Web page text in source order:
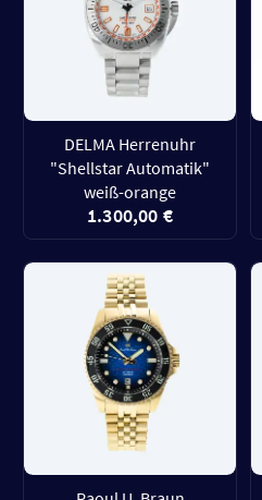
DELMA Herrenuhr
"Shellstar Automatik"
weiß-orange
1.300,00 €